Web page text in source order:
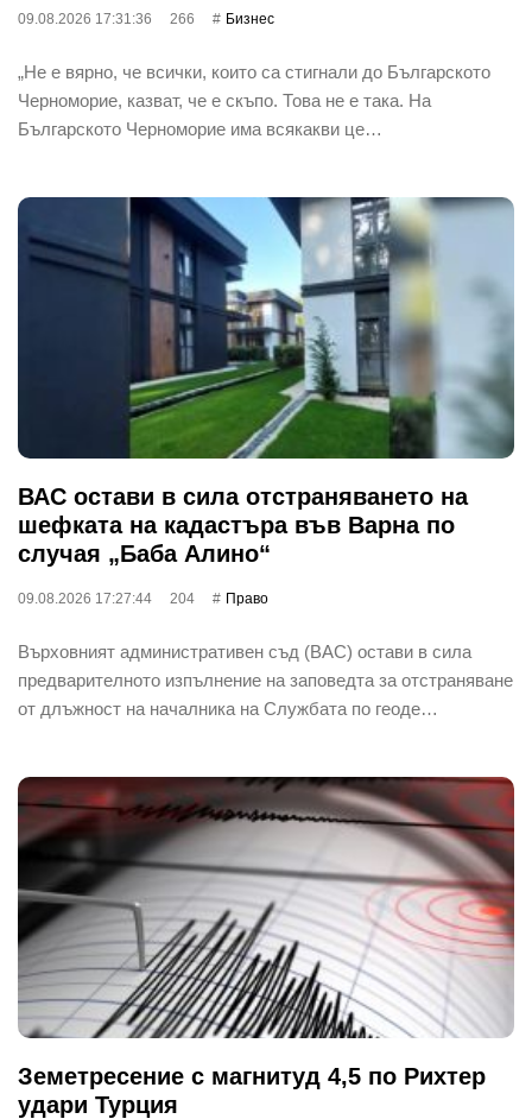
09.08.2026 17:31:36 266 Бизнес
„Не е вярно, че всички, които са стигнали до Българското
Черноморие, казват, че е скъпо. Това не е така. На
Българското Черноморие има всякакви це…
ВАС остави в сила отстраняването на
шефката на кадастъра във Варна по
случая „Баба Алино“
09.08.2026 17:27:44 204 Право
Върховният административен съд (ВАС) остави в сила
предварителното изпълнение на заповедта за отстраняване
от длъжност на началника на Службата по геоде…
Земетресение с магнитуд 4,5 по Рихтер
удари Турция